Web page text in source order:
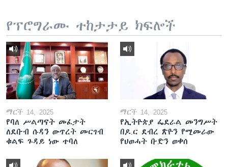
የፕሮግራሙ ተከታታይ ክፍሎች
ማርች 14, 2025
የባለ ሥልጣናት መፈታት
ለደቡብ ሱዳን ውጥረት መርገብ
ቁልፍ ጉዳይ ነው ተባለ
ማርች 14, 2025
የኢትዮጵያ ፌደራል መንግሥት
በዶ.ር ደብረ ጽዮን የሚመራው
የህወሓት ቡድን ወቀሰ